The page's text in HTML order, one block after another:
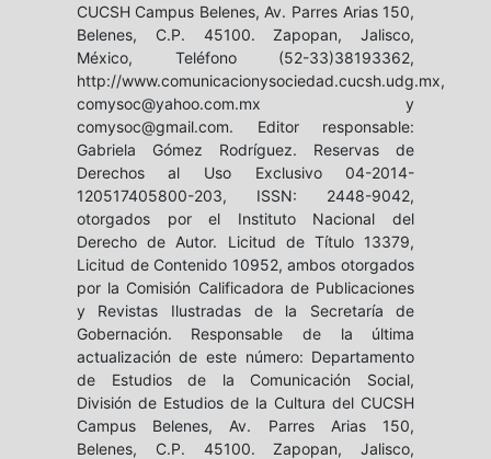
CUCSH Campus Belenes, Av. Parres Arias 150,
Belenes, C.P. 45100. Zapopan, Jalisco,
México, Teléfono (52-33)38193362,
http://www.comunicacionysociedad.cucsh.udg.mx,
comysoc@yahoo.com.mx y
comysoc@gmail.com. Editor responsable:
Gabriela Gómez Rodríguez. Reservas de
Derechos al Uso Exclusivo 04-2014-
120517405800-203, ISSN: 2448-9042,
otorgados por el Instituto Nacional del
Derecho de Autor. Licitud de Título 13379,
Licitud de Contenido 10952, ambos otorgados
por la Comisión Calificadora de Publicaciones
y Revistas Ilustradas de la Secretaría de
Gobernación. Responsable de la última
actualización de este número: Departamento
de Estudios de la Comunicación Social,
División de Estudios de la Cultura del CUCSH
Campus Belenes, Av. Parres Arias 150,
Belenes, C.P. 45100. Zapopan, Jalisco,